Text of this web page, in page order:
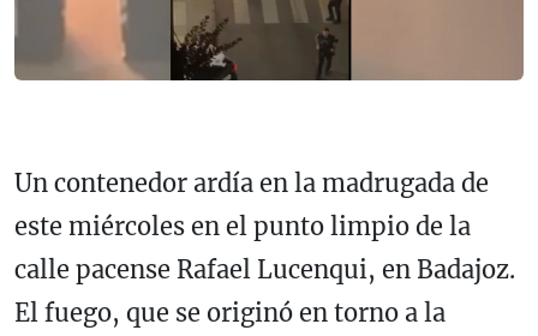
Un contenedor ardía en la madrugada de
este miércoles en el punto limpio de la
calle pacense Rafael Lucenqui, en Badajoz.
El fuego, que se originó en torno a la